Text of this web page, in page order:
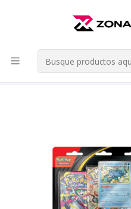
Retiros en Providencia
Inicio Cartas
Mega
Pokemon TCG Mega